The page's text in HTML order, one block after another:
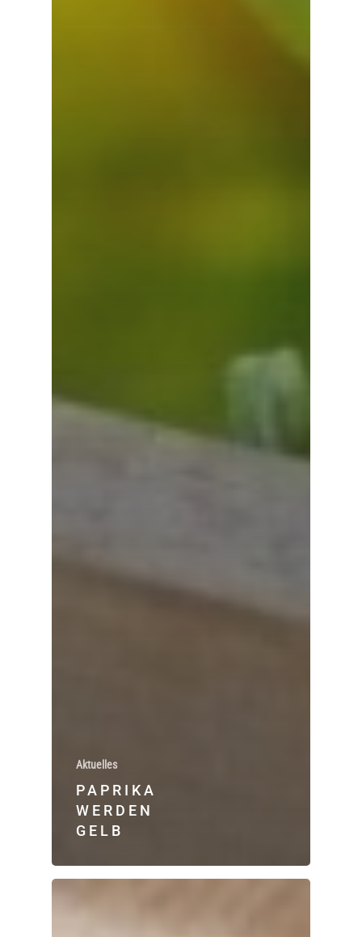
Aktuelles
PAPRIKA
WERDEN
GELB